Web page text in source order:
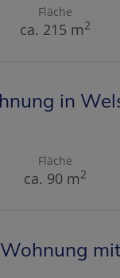
Fläche
ca. 215 m2
in
Fläche
ca. 90 m2